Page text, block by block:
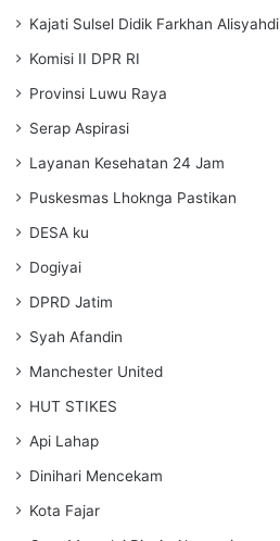
Kajati Sulsel Didik Farkhan Alisyahdi
Komisi II DPR RI
Provinsi Luwu Raya
Serap Aspirasi
Layanan Kesehatan 24 Jam
Puskesmas Lhoknga Pastikan
DESA ku
Dogiyai
DPRD Jatim
Syah Afandin
Manchester United
HUT STIKES
Api Lahap
Dinihari Mencekam
Kota Fajar